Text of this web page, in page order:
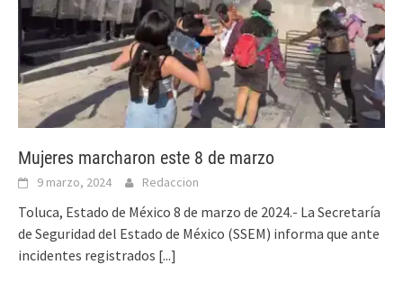
Mujeres marcharon este 8 de marzo
9 marzo, 2024 Redaccion
Toluca, Estado de México 8 de marzo de 2024.- La Secretaría
de Seguridad del Estado de México (SSEM) informa que ante
incidentes registrados [...]